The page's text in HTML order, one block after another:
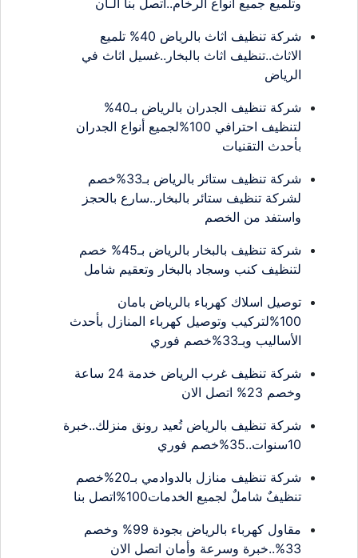
وتلميع جميع أنواع الرخام..اتصل بنا الـأن
شركة تنظيف اثاث بالرياض 40% تلميع
الاثاث..تنظيف اثاث بالبخار..غسيل اثاث في
الرياض
شركة تنظيف الجدران بالرياض بـ40%
لتنظيف احترافي 100%لجميع أنواع الجدران
بأحدث التقنيات
شركة تنظيف ستائر بالرياض بـ33%خصم
لشركة تنظيف ستائر بالبخار..سارع بالحجز
واستفد من الخصم
شركة تنظيف بالبخار بالرياض بـ45% خصم
لتنظيف كنب وسجاد بالبخار وتعقيم شامل
توصيل اسلاك كهرباء بالرياض بامان
100%لتركيب وتوصيل كهرباء المنازل بأحدث
الأساليب وبـ33%خصم فوري
شركة تنظيف غرب الرياض خدمة 24 ساعة
وخصم 23% اتصل الان
شركة تنظيف بالرياض تُعيد رونق منزلك..خبرة
10سنوات..35%خصم فوري
شركة تنظيف منازل بالدوادمي بـ20%خصم
تنظيفٌ شاملٌ لجميع الخدمات100%اتصل بنا
مقاول كهرباء بالرياض بجودة 99% وخصم
33%..خبرة وسرعة وأمان اتصل الان